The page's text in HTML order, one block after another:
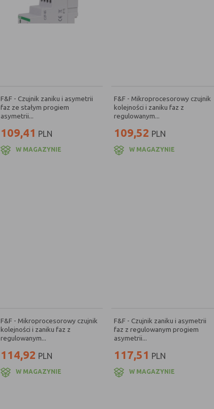
F&F - Czujnik zaniku i asymetrii
faz ze stałym progiem
asymetrii...
109,41 PLN
W MAGAZYNIE
F&F - Mikroprocesorowy czujnik
kolejności i zaniku faz z
regulowanym...
109,52 PLN
W MAGAZYNIE
F&F - Mikroprocesorowy czujnik
kolejności i zaniku faz z
regulowanym...
114,92 PLN
W MAGAZYNIE
F&F - Czujnik zaniku i asymetrii
faz z regulowanym progiem
asymetrii...
117,51 PLN
W MAGAZYNIE